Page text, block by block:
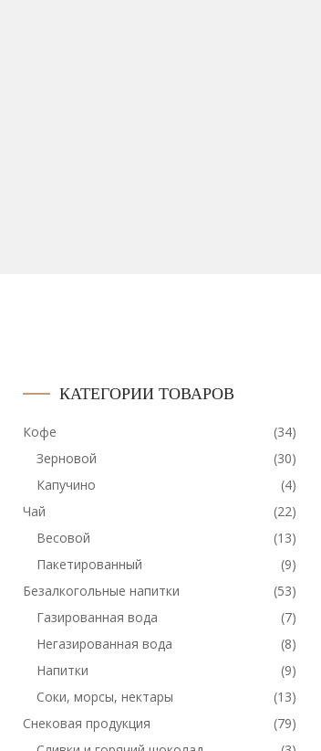
КАТЕГОРИИ ТОВАРОВ
Кофе
(34)
Зерновой
(30)
Капучино
(4)
Чай
(22)
Весовой
(13)
Пакетированный
(9)
Безалкогольные напитки
(53)
Газированная вода
(7)
Негазированная вода
(8)
Напитки
(9)
Соки, морсы, нектары
(13)
Снековая продукция
(79)